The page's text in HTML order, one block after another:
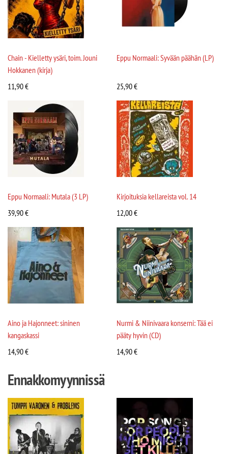
Chain - Kielletty ysäri, toim. Jouni
Hokkanen (kirja)
11,90€
Eppu Normaali: Syvään päähän (LP)
25,90€
Eppu Normaali: Mutala (3 LP)
39,90€
Kirjoituksia kellareista vol. 14
12,00€
Aino ja Hajonneet: sininen
kangaskassi
14,90€
Nurmi & Niinivaara konserni: Tää ei
pääty hyvin (CD)
14,90€
Ennakkomyynnissä